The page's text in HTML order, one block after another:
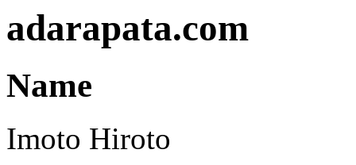
adarapata.com
Name
Imoto Hiroto